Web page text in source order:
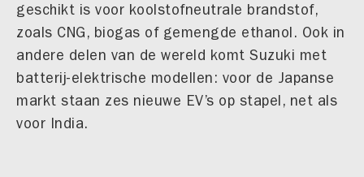
geschikt is voor koolstofneutrale brandstof,
zoals CNG, biogas of gemengde ethanol. Ook in
andere delen van de wereld komt Suzuki met
batterij-elektrische modellen: voor de Japanse
markt staan zes nieuwe EV’s op stapel, net als
voor India.